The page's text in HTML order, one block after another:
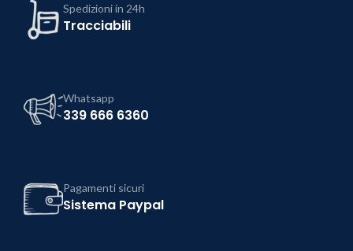
Spedizioni in 24h
Tracciabili
Whatsapp
339 666 6360
Pagamenti sicuri
Sistema Paypal